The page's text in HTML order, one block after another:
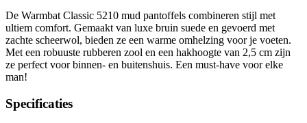
De Warmbat Classic 5210 mud pantoffels combineren stijl met
ultiem comfort. Gemaakt van luxe bruin suede en gevoerd met
zachte scheerwol, bieden ze een warme omhelzing voor je voeten.
Met een robuuste rubberen zool en een hakhoogte van 2,5 cm zijn
ze perfect voor binnen- en buitenshuis. Een must-have voor elke
man!
Specificaties